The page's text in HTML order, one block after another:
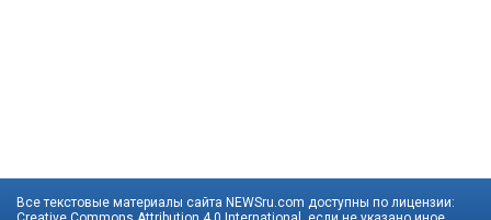
Все текстовые материалы сайта NEWSru.com доступны по лицензии: